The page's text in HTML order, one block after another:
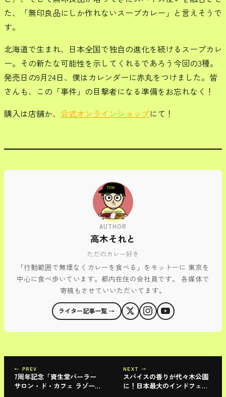
た、「無印良品にしか作れないスープカレー」と言えそうで
す。
北海道で生まれ、日本全国で独自の進化を続けるスープカレ
ー。その新たな可能性を示してくれるであろう今回の3種。
発売日の9月24日、僕はカレンダーに赤丸をつけました。皆
さんも、この「事件」の目撃者になる準備をお忘れなく！
購入は店舗か、 公式オンラインショップにて！
AUTHOR
高木それと
ただのカレー好き
「行動範囲で無理なくカレーを食べる」をモットーに 東京を
中心に食べ歩いています。都内在住の会社員です。 各媒体で
寄稿もさせていいただいてます。
ライター記事一覧 →
← PREV
7周年記念「資生堂パーラー
サロン・ド・カフェ ラゾーナ
NEXT →
スパイスの香りが代々木公園
に！日本最大のインドフェス